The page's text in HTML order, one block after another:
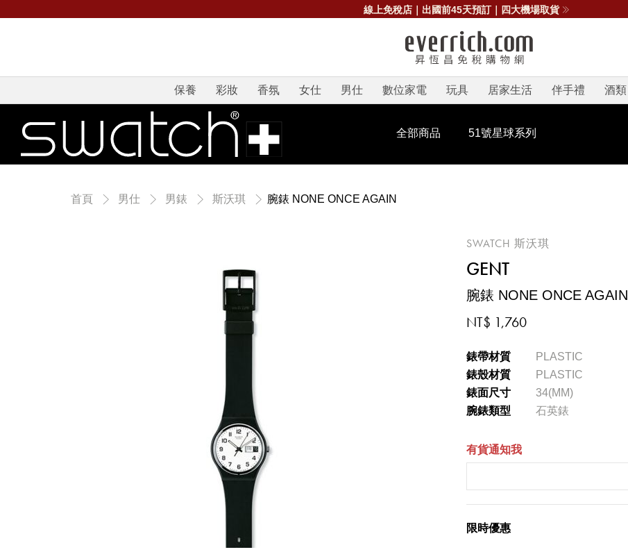
線上免稅店｜出國前45天預訂｜四大機場取貨
保養 彩妝 香氛 女仕 男仕 數位家電 玩具 居家生活 伴手禮 酒類
全部商品 51號星球系列
首頁 男仕 男錶 斯沃琪 腕錶 NONE ONCE AGAIN
SWATCH 斯沃琪
GENT
腕錶 NONE ONCE AGAIN
NT$ 1,760
錶帶材質
PLASTIC
錶殼材質
PLASTIC
錶面尺寸
34(MM)
腕錶類型
石英錶
有貨通知我
限時優惠